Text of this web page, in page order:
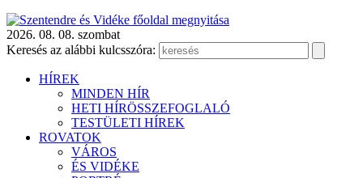
2026. 08. 08. szombat
Keresés az alábbi kulcsszóra:
HÍREK
MINDEN HÍR
HETI HÍRÖSSZEFOGLALÓ
TESTÜLETI HÍREK
ROVATOK
VÁROS
ÉS VIDÉKE